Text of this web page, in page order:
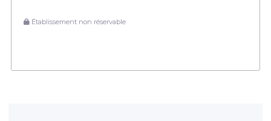
Établissement non réservable